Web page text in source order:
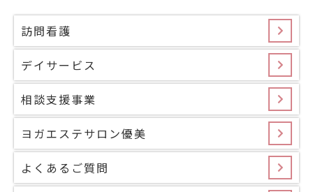
訪問看護
デイサービス
相談支援事業
ヨガエステサロン優美
よくあるご質問